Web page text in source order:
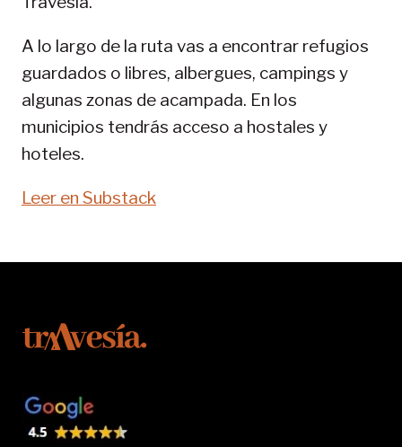
A lo largo de la ruta vas a encontrar refugios
guardados o libres, albergues, campings y
algunas zonas de acampada. En los
municipios tendrás acceso a hostales y
hoteles.
Leer en Substack